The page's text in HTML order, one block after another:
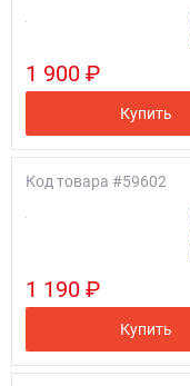
1 900 ₽
Купить
Код товара #59602
1 190 ₽
Купить